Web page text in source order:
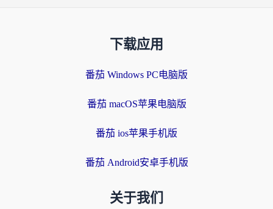
下载应用
番茄 Windows PC电脑版
番茄 macOS苹果电脑版
番茄 ios苹果手机版
番茄 Android安卓手机版
关于我们